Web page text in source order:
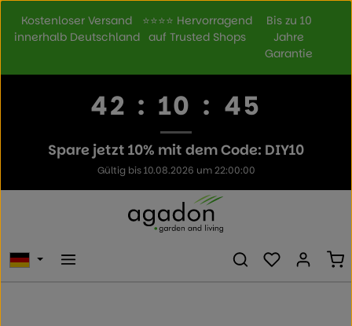
Zum Hauptinhalt springen
Kostenloser Versand
innerhalb Deutschland
⭐⭐⭐⭐ Hervorragend
auf Trusted Shops
Bis zu 10
Jahre
Garantie
42 : 10 : 45
Spare jetzt 10% mit dem Code: DIY10
Gültig bis 10.08.2026 um 22:00:00
Du hast 0